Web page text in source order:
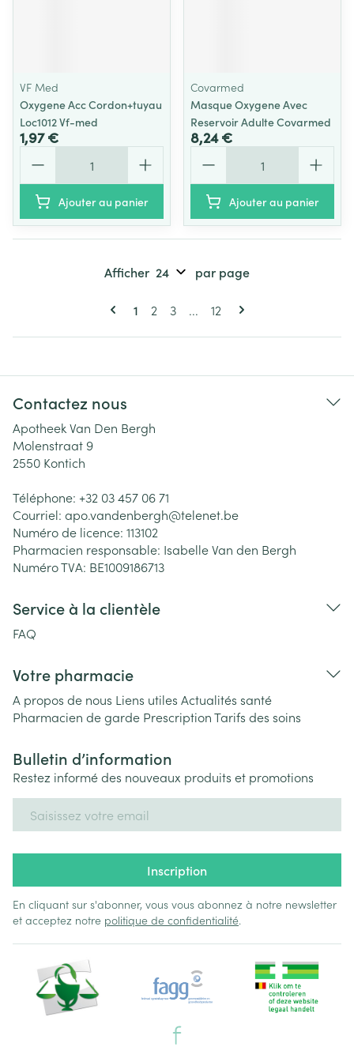
VF Med
Oxygene Acc Cordon+tuyau
Loc1012 Vf-med
1,97 €
Ajouter au panier
Covarmed
Masque Oxygene Avec
Reservoir Adulte Covarmed
8,24 €
Ajouter au panier
Vous lisez actuellement la page
1 Page
2 Page
3 ... Page
12
Afficher par page
Contactez nous
Apotheek Van Den Bergh
Molenstraat 9
2550 Kontich
Téléphone: +32 03 457 06 71
Courriel: apo.vandenbergh@telenet.be
Numéro de licence: 113102
Pharmacien responsable: Isabelle Van den Bergh
Numéro TVA: BE1009186713
Service à la clientèle
FAQ
Votre pharmacie
A propos de nous Liens utiles Actualités santé
Pharmacien de garde PrescriptionTarifs des soins
Bulletin d’information
Restez informé des nouveaux produits et promotions
Inscription
En cliquant sur s'abonner, vous vous abonnez à notre newsletter
et acceptez notre politique de confidentialité.